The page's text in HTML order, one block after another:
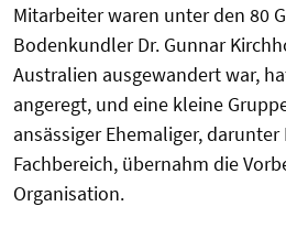
Mitarbeiter waren unter den 80
Bodenkundler Dr. Gunnar
Australien ausgewandert war,
angeregt, und eine kleine
ansässiger Ehemaliger,
Fachbereich, übernahm die
Organisation.